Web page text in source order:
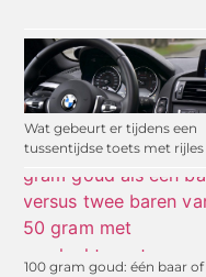
Wat gebeurt er tijdens een
tussentijdse toets met rijles
100 gram goud: één baar of